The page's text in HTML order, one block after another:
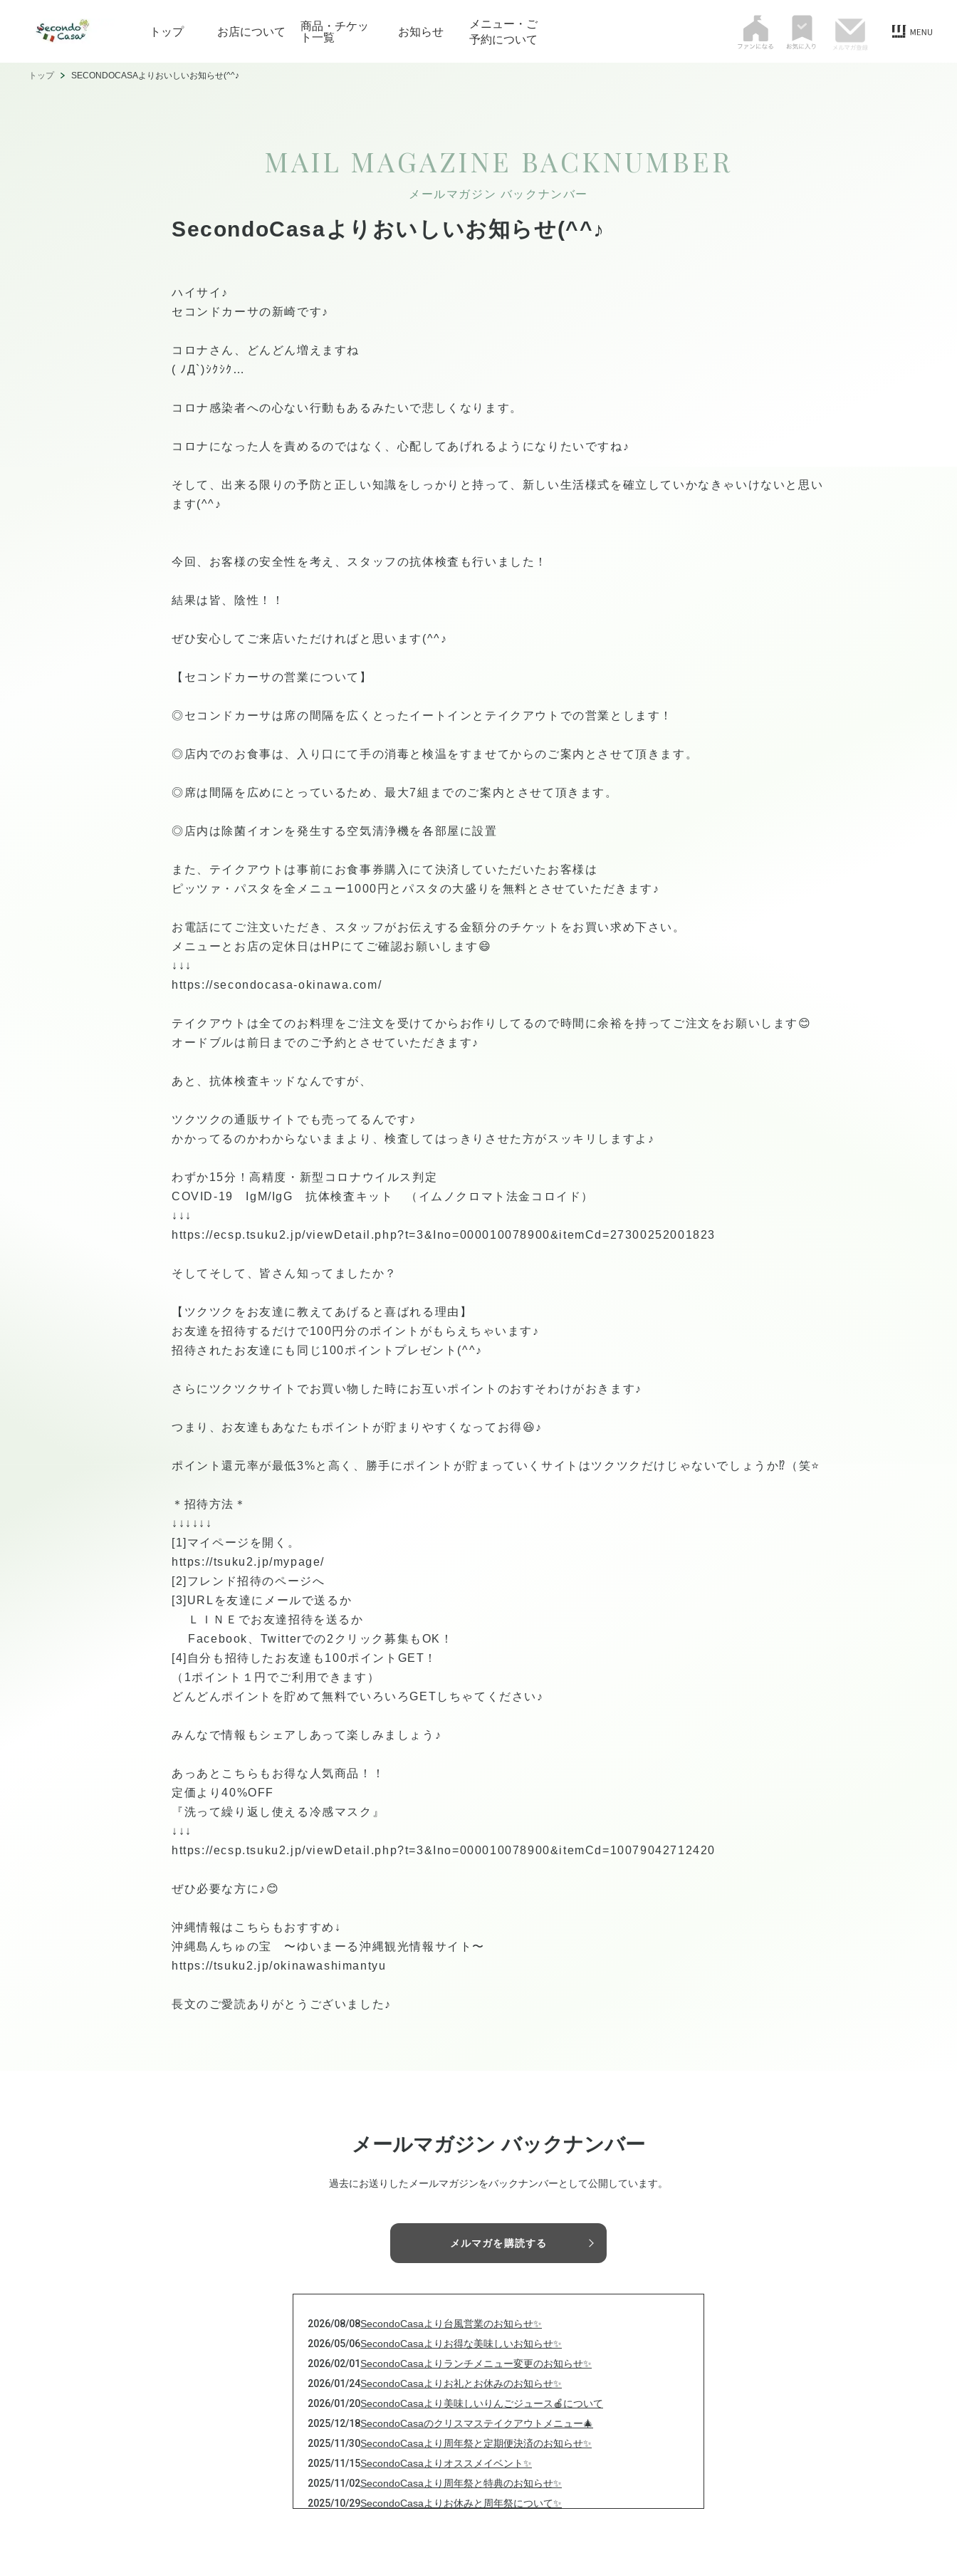
トップ お店について 商品・チケッ
ト一覧 お知らせ
メニュー・ご
予約について
トップ SECONDOCASAよりおいしいお知らせ(^^♪
MAIL MAGAZINE BACKNUMBER
メールマガジン バックナンバー
SecondoCasaよりおいしいお知らせ(^^♪
ハイサイ♪
セコンドカーサの新崎です♪
コロナさん、どんどん増えますね
( ﾉД`)ｼｸｼｸ…
コロナ感染者への心ない行動もあるみたいで悲しくなります。
コロナになった人を責めるのではなく、心配してあげれるようになりたいですね♪
そして、出来る限りの予防と正しい知識をしっかりと持って、新しい生活様式を確立していかなきゃいけないと思い
ます(^^♪
今回、お客様の安全性を考え、スタッフの抗体検査も行いました！
結果は皆、陰性！！
ぜひ安心してご来店いただければと思います(^^♪
【セコンドカーサの営業について】
◎セコンドカーサは席の間隔を広くとったイートインとテイクアウトでの営業とします！
◎店内でのお食事は、入り口にて手の消毒と検温をすませてからのご案内とさせて頂きます。
◎席は間隔を広めにとっているため、最大7組までのご案内とさせて頂きます。
◎店内は除菌イオンを発生する空気清浄機を各部屋に設置
また、テイクアウトは事前にお食事券購入にて決済していただいたお客様は
ピッツァ・パスタを全メニュー1000円とパスタの大盛りを無料とさせていただきます♪
お電話にてご注文いただき、スタッフがお伝えする金額分のチケットをお買い求め下さい。
メニューとお店の定休日はHPにてご確認お願いします😄
↓↓↓
https://secondocasa-okinawa.com/
テイクアウトは全てのお料理をご注文を受けてからお作りしてるので時間に余裕を持ってご注文をお願いします😊
オードブルは前日までのご予約とさせていただきます♪
あと、抗体検査キッドなんですが、
ツクツクの通販サイトでも売ってるんです♪
かかってるのかわからないままより、検査してはっきりさせた方がスッキリしますよ♪
わずか15分！高精度・新型コロナウイルス判定
COVID-19 IgM/IgG 抗体検査キット （イムノクロマト法金コロイド）
↓↓↓
https://ecsp.tsuku2.jp/viewDetail.php?t=3&Ino=000010078900&itemCd=27300252001823
そしてそして、皆さん知ってましたか？
【ツクツクをお友達に教えてあげると喜ばれる理由】
お友達を招待するだけで100円分のポイントがもらえちゃいます♪
招待されたお友達にも同じ100ポイントプレゼント(^^♪
さらにツクツクサイトでお買い物した時にお互いポイントのおすそわけがおきます♪
つまり、お友達もあなたもポイントが貯まりやすくなってお得😆♪
ポイント還元率が最低3%と高く、勝手にポイントが貯まっていくサイトはツクツクだけじゃないでしょうか⁉️（笑⭐️
＊招待方法＊
↓↓↓↓↓↓
[1]マイページを開く。
https://tsuku2.jp/mypage/
[2]フレンド招待のページへ
[3]URLを友達にメールで送るか
ＬＩＮＥでお友達招待を送るか
Facebook、Twitterでの2クリック募集もOK！
[4]自分も招待したお友達も100ポイントGET！
（1ポイント１円でご利用できます）
どんどんポイントを貯めて無料でいろいろGETしちゃてください♪
みんなで情報もシェアしあって楽しみましょう♪
あっあとこちらもお得な人気商品！！
定価より40%OFF
『洗って繰り返し使える冷感マスク』
↓↓↓
https://ecsp.tsuku2.jp/viewDetail.php?t=3&Ino=000010078900&itemCd=10079042712420
ぜひ必要な方に♪😊
沖縄情報はこちらもおすすめ↓
沖縄島んちゅの宝 〜ゆいまーる沖縄観光情報サイト〜
https://tsuku2.jp/okinawashimantyu
長文のご愛読ありがとうございました♪
メールマガジン バックナンバー
過去にお送りしたメールマガジンをバックナンバーとして公開しています。
メルマガを購読する
2026/08/08SecondoCasaより台風営業のお知らせ✨
2026/05/06SecondoCasaよりお得な美味しいお知らせ✨
2026/02/01SecondoCasaよりランチメニュー変更のお知らせ✨
2026/01/24SecondoCasaよりお礼とお休みのお知らせ✨
2026/01/20SecondoCasaより美味しいりんごジュース🍎について
2025/12/18SecondoCasaのクリスマステイクアウトメニュー🎄
2025/11/30SecondoCasaより周年祭と定期便決済のお知らせ✨
2025/11/15SecondoCasaよりオススメイベント✨
2025/11/02SecondoCasaより周年祭と特典のお知らせ✨
2025/10/29SecondoCasaよりお休みと周年祭について✨